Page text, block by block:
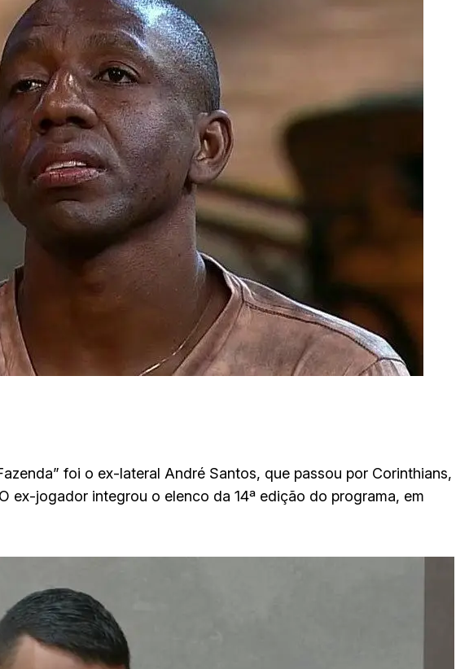
foi o ex-lateral André Santos, que passou por Corinthians,
ex-jogador integrou o elenco da 14ª edição do programa, em